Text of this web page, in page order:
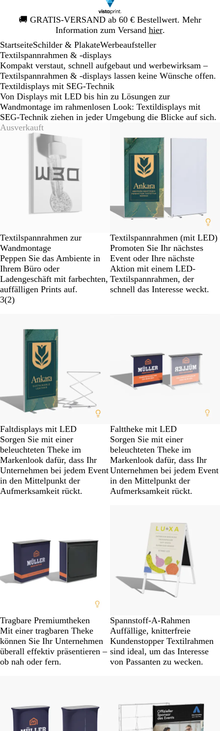
🚚 GRATIS-VERSAND ab 60 € Bestellwert. Mehr
Information zum Versand hier.
Galeriebild
1
StartseiteSchilder & PlakateWerbeaufsteller
Textilspannrahmen & -displays
Kompakt verstaut, schnell aufgebaut und werbewirksam –
Textilspannrahmen & -displays lassen keine Wünsche offen.
Textildisplays mit SEG-Technik
Von Displays mit LED bis hin zu Lösungen zur
Wandmontage im rahmenlosen Look: Textildisplays mit
SEG-Technik ziehen in jeder Umgebung die Blicke auf sich.
Ausverkauft
Textilspannrahmen zur
Wandmontage
Peppen Sie das Ambiente in
Ihrem Büro oder
Ladengeschäft mit farbechten,
auffälligen Prints auf.
3(2)
Textilspannrahmen (mit LED)
Promoten Sie Ihr nächstes
Event oder Ihre nächste
Aktion mit einem LED-
Textilspannrahmen, der
schnell das Interesse weckt.
Faltdisplays mit LED
Sorgen Sie mit einer
beleuchteten Theke im
Markenlook dafür, dass Ihr
Unternehmen bei jedem Event
in den Mittelpunkt der
Aufmerksamkeit rückt.
Falttheke mit LED
Sorgen Sie mit einer
beleuchteten Theke im
Markenlook dafür, dass Ihr
Unternehmen bei jedem Event
in den Mittelpunkt der
Aufmerksamkeit rückt.
Tragbare Premiumtheken
Mit einer tragbaren Theke
können Sie Ihr Unternehmen
überall effektiv präsentieren –
ob nah oder fern.
Spannstoff-A-Rahmen
Auffällige, knitterfreie
Kundenstopper Textilrahmen
sind ideal, um das Interesse
von Passanten zu wecken.